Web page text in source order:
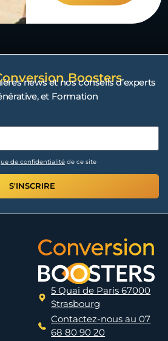
Boosters
news et nos conseils d’experts
et Formation
de confidentialité de ce site
S'INSCRIRE
5 Quai de Paris 67000
Strasbourg
Contactez-nous au 07
68 80 90 20